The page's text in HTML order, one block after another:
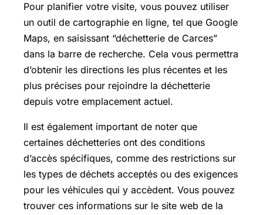
Pour planifier votre visite, vous pouvez utiliser
un outil de cartographie en ligne, tel que Google
Maps, en saisissant “déchetterie de Carces”
dans la barre de recherche. Cela vous permettra
d’obtenir les directions les plus récentes et les
plus précises pour rejoindre la déchetterie
depuis votre emplacement actuel.
Il est également important de noter que
certaines déchetteries ont des conditions
d’accès spécifiques, comme des restrictions sur
les types de déchets acceptés ou des exigences
pour les véhicules qui y accèdent. Vous pouvez
trouver ces informations sur le site web de la